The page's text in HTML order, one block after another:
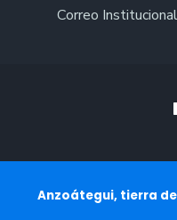
Correo Institucional
Anzoátegui, tierra